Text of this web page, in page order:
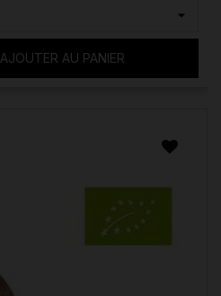
AJOUTER AU PANIER